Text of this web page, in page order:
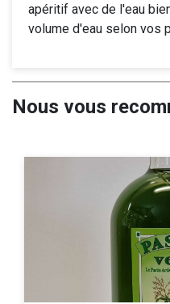
apéritif avec de l'eau
volume d'eau selon vos
Nous vous